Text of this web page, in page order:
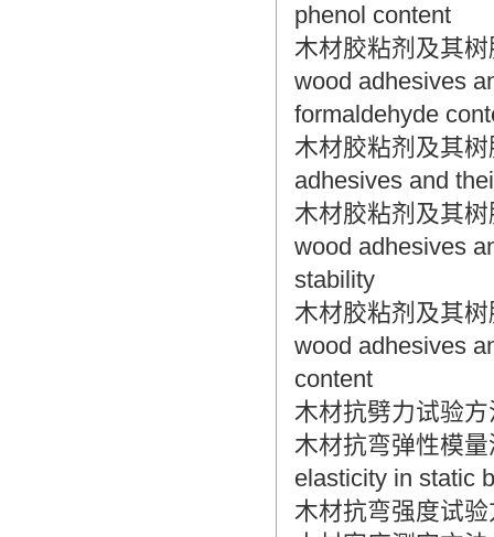
phenol content
木材胶粘剂及其
wood adhesives
formaldehyde
木材胶粘剂及其
adhesives and
木材胶粘剂及其
wood adhesives
stability
木材胶粘剂及其
wood adhesives
content
木材抗劈力试验
木材抗弯弹性模
elasticity in static
木材抗弯强度试